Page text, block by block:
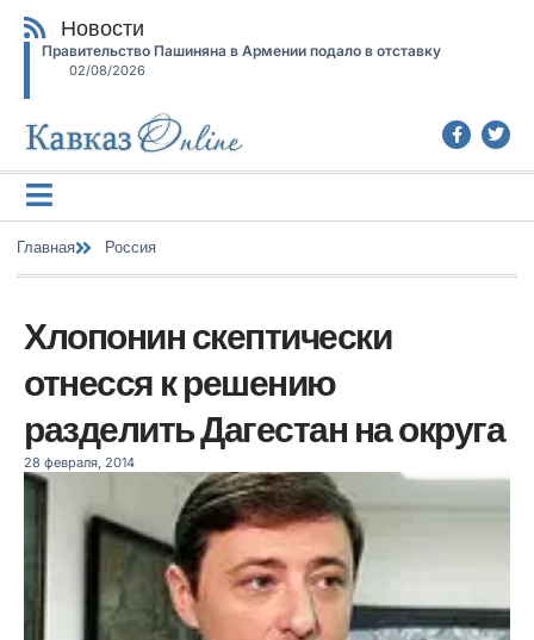
Новости
Правительство Пашиняна в Армении подало в отставку
02/08/2026
Главная Россия
Хлопонин скептически
отнесся к решению
разделить Дагестан на округа
28 февраля, 2014